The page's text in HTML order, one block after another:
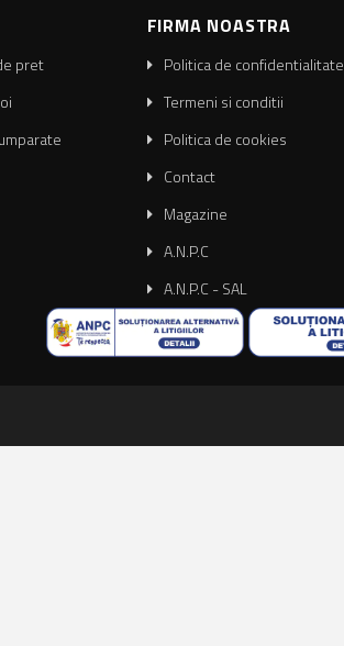
pret
FIRMA NOASTRA
Politica de confidentialitate
Termeni si conditii
Politica de cookies
Contact
Magazine
A.N.P.C
A.N.P.C - SAL